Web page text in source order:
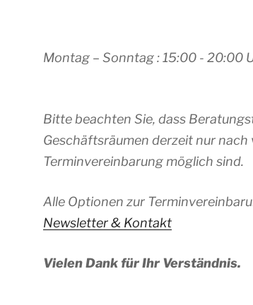
Montag – Sonntag : 15:00 - 20:00
Bitte beachten Sie, dass
Geschäftsräumen derzeit nur nach
Terminvereinbarung möglich sind.
Alle Optionen zur
Newsletter & Kontakt
Vielen Dank für Ihr Verständnis.